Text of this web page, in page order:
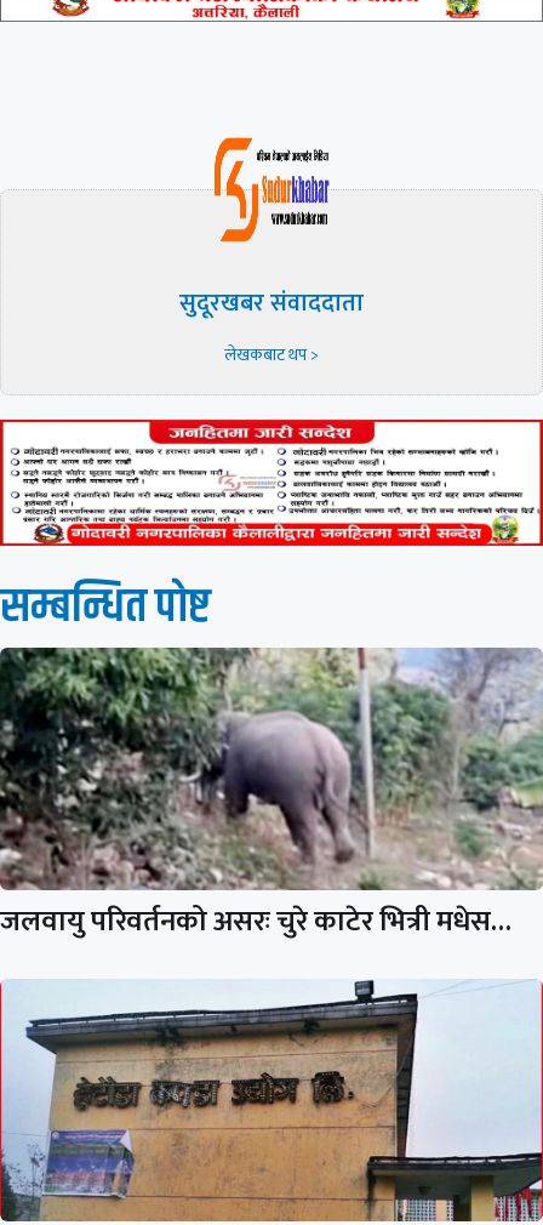
सुदूरखबर संवाददाता
लेखकबाट थप >
सम्बन्धित पाेष्ट
जलवायु परिवर्तनको असरः चुरे काटेर भित्री मधेस…